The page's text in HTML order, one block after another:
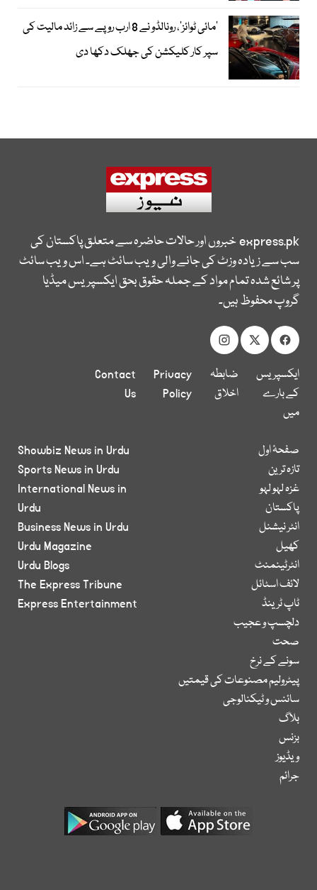
’مائی ٹوائز‘، رونالڈو نے 8 ارب روپے سے زائد مالیت کی
سپر کار کلیکشن کی جھلک دکھا دی
express.pkخبروں اور حالات حاضرہ سے متعلق پاکستان کی
سب سے زیادہ وزٹ کی جانے والی ویب سائٹ ہے۔ اس ویب سائٹ
پر شائع شدہ تمام مواد کے جملہ حقوق بحق ایکسپریس میڈیا
گروپ محفوظ ہیں۔
ایکسپریس
کے بارے
میں
ضابطہ
اخلاق
Privacy
Policy
Contact
Us
صفحۂ اول
تازہ ترین
غزہ لہو لہو
پاکستان
انٹر نیشنل
کھیل
انٹرٹینمنٹ
لائف اسٹائل
ٹاپ ٹرینڈ
دلچسپ و عجیب
صحت
سونے کے نرخ
پیٹرولیم مصنوعات کی قیمتیں
سائنس و ٹیکنالوجی
بلاگ
بزنس
ویڈیوز
جرائم
Showbiz News in Urdu
Sports News in Urdu
International News in
Urdu
Business News in Urdu
Urdu Magazine
Urdu Blogs
The Express Tribune
Express Entertainment